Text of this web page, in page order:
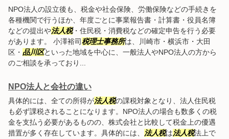
NPO法人の設立後も、税金や社会保険、労働保険などの手続きを
各種機関で行うほか、年度ごとに事業報告書・計算書・役員名簿
などの提出や法人税・住民税・消費税などの確定申告を行う必要
があります。 小澤裕司税理士事務所は、川崎市・横浜市・大田
区・ 品川区といった地域を中心に、一般法人やNPO法人の方から
のご相談を承っており...
NPO法人と会社の違い
具体的には、全ての所得が法人税の課税対象となり、法人住民税
も必ず課税されることになります。NPO法人の場合も数多くの税
金を支払う必要があるものの、株式会社と比較して税金上の優遇
措置が多く存在しています。具体的には、
法人税は法人税法上で